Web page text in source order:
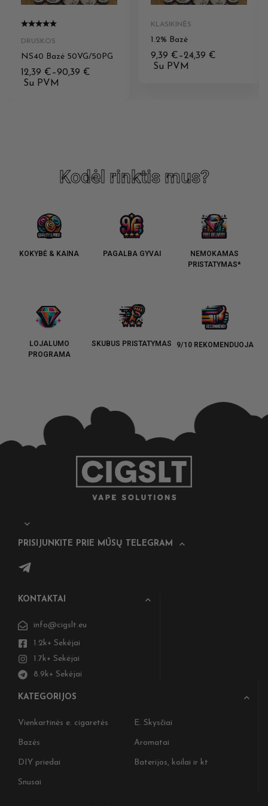
DRUSKOS
NS40 Bazė 50VG/50PG
12,39 €–90,39 €
Su PVM
KLASIKINĖS
1.2% Bazė
9,39 €–24,39 €
Su PVM
Kodėl rinktis mus?
KOKYBĖ & KAINA PAGALBA GYVAI
NEMOKAMAS
PRISTATYMAS*
LOJALUMO
PROGRAMA
SKUBUS PRISTATYMAS 9/10 REKOMENDUOJA
PRISIJUNKITE PRIE MŪSŲ TELEGRAM
KONTAKTAI
info@cigslt.eu
1.2k+ Sekėjai
1.7k+ Sekėjai
8.9k+ Sekėjai
KATEGORIJOS
Vienkartinės e. cigaretės E. Skysčiai
Bazės Aromatai
DIY priedai Baterijos, koilai ir kt
Snusai